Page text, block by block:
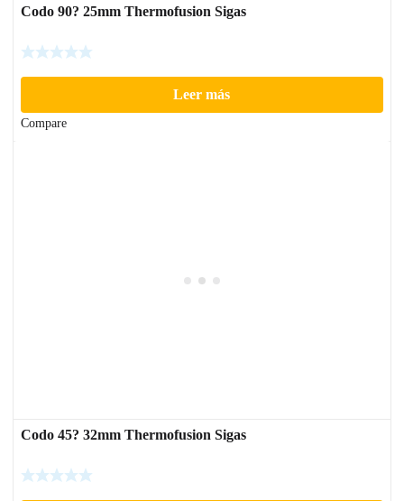
Codo 90? 25mm Thermofusion Sigas
Leer más
Compare
Codo 45? 32mm Thermofusion Sigas